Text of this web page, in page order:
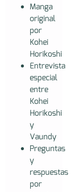
Manga
original
por
Kohei
Horikoshi
Entrevista
especial
entre
Kohei
Horikoshi
y
Vaundy
Preguntas
y
respuestas
por